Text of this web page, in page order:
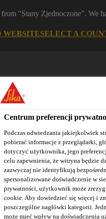
"Stany Zjednoczone". We
WEBSITESELECT A
Nasze realizacje
B
Centrum preferencji
Podczas odwiedzania jakiejkolwiek
pobierać informacje z przeglądarki,
dotyczyć użytkownika, jego
celu zapewnienia, że witryna będzie
zazwyczaj nie identyfikują
spersonalizowane doświadczenie w
prywatności, użytkownik może
cookie. Aby dowiedzieć się więcej i
poszczególne nagłówki kategorii.
może mieć wpływ na doświadczenia